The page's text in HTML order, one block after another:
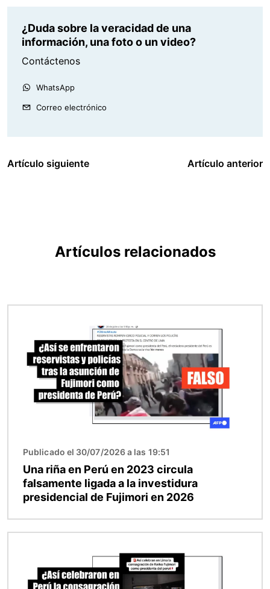
¿Duda sobre la veracidad de una
información, una foto o un video?
Contáctenos
WhatsApp
Correo electrónico
Artículo siguiente Artículo anterior
Artículos relacionados
Publicado el 30/07/2026 a las 19:51
Una riña en Perú en 2023 circula
falsamente ligada a la investidura
presidencial de Fujimori en 2026